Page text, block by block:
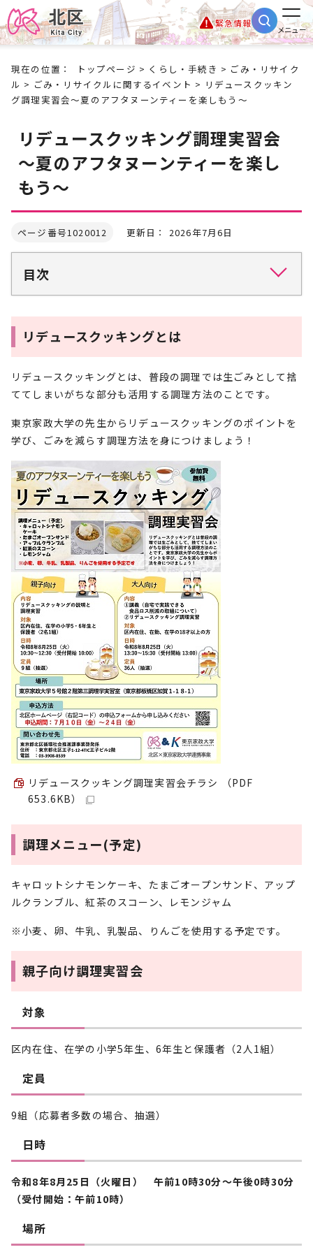
緊急情報
メニュー
現在の位置： トップページ > くらし・手続き > ごみ・リサイク
ル > ごみ・リサイクルに関するイベント > リデュースクッキン
グ調理実習会～夏のアフタヌーンティーを楽しもう～
リデュースクッキング調理実習会
～夏のアフタヌーンティーを楽し
もう～
ページ番号1020012 更新日： 2026年7月6日
目次
リデュースクッキングとは
リデュースクッキングとは、普段の調理では生ごみとして捨
ててしまいがちな部分も活用する調理方法のことです。
東京家政大学の先生からリデュースクッキングのポイントを
学び、ごみを減らす調理方法を身につけましょう！
リデュースクッキング調理実習会チラシ （PDF
653.6KB）
調理メニュー(予定)
キャロットシナモンケーキ、たまごオープンサンド、アップ
ルクランブル、紅茶のスコーン、レモンジャム
※小麦、卵、牛乳、乳製品、りんごを使用する予定です。
親子向け調理実習会
対象
区内在住、在学の小学5年生、6年生と保護者（2人1組）
定員
9組（応募者多数の場合、抽選）
日時
令和8年8月25日（火曜日） 午前10時30分～午後0時30分
（受付開始：午前10時）
場所